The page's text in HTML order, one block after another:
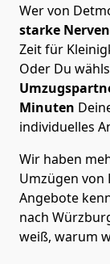
Wer von
starke Nerven
Zeit für
Oder Du
Minuten
individuelles
Wir haben
Umzügen von
Angebote
nach
weiß, warum